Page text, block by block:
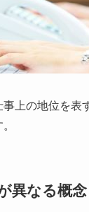
事上の地位を表
異なる概念